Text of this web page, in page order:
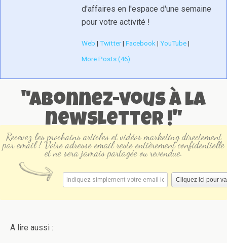
d'affaires en l'espace d'une semaine
pour votre activité !
Web | Twitter| Facebook | YouTube |
More Posts (46)
"Abonnez-vous à la
newsletter !"
Recevez les prochains articles et vidéos marketing directement
par email ! Votre adresse email reste entièrement confidentielle
et ne sera jamais partagée ou revendue.
A lire aussi :